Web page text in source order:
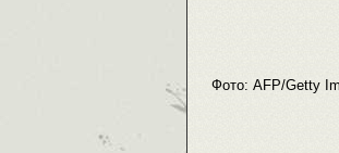
Фото: AFP/Getty